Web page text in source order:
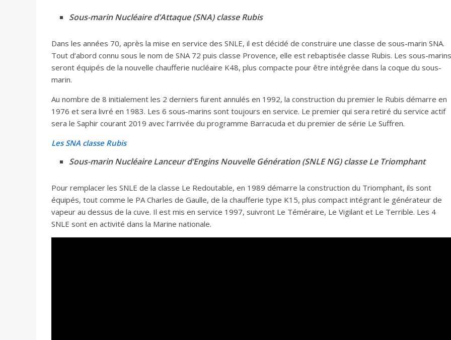
Sous-marin Nucléaire d’Attaque (SNA) classe Rubis
Dans les années 70, après la mise en service des SNLE, il est décidé de construire une classe de sous-marin SNA.
Tout d’abord connu sous le nom de SNA 72 puis classe Provence, elle est rebaptisée classe Rubis. Les sous-marins
seront équipés de la nouvelle chaufferie nucléaire K48, plus compacte pour être intégrée dans la coque du sous-
marin.
Au nombre de 8 initialement les 2 derniers furent annulés en 1992, la construction du premier le Rubis démarre en
1976 et sera livré en 1983. Les 6 sous-marins sont toujours en service. Le premier qui sera retiré du service actif
sera le Saphir courant 2019 avec l’arrivée du programme Barracuda et du premier de série Le Suffren.
Les SNA classe Rubis
Sous-marin Nucléaire Lanceur d’Engins Nouvelle Génération (SNLE NG) classe Le Triomphant
Pour remplacer les SNLE de la classe Le Redoutable, en 1989 démarre la construction du Triomphant, ils sont
équipés, tout comme le PA Charles de Gaulle, de la chaufferie type K15, plus compact intégrant le générateur de
vapeur au dessus de la cuve. Il est mis en service 1997, suivront Le Téméraire, Le Vigilant et Le Terrible. Les 4
SNLE sont en activité dans la Marine nationale.